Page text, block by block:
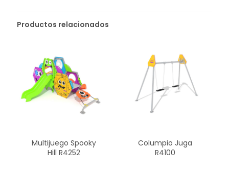
Productos relacionados
Multijuego Spooky
Hill R4252
Columpio Juga
R4100